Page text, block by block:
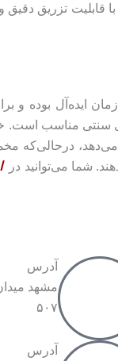
خمیرمایه تر، تنها 7 لیتر مخمر
بوده و برای
سنتی مناسب است.
می‌دهد، درحالی‌که
شما می‌توانید در
آدرس
مشهد
۵۰۷
آدرس